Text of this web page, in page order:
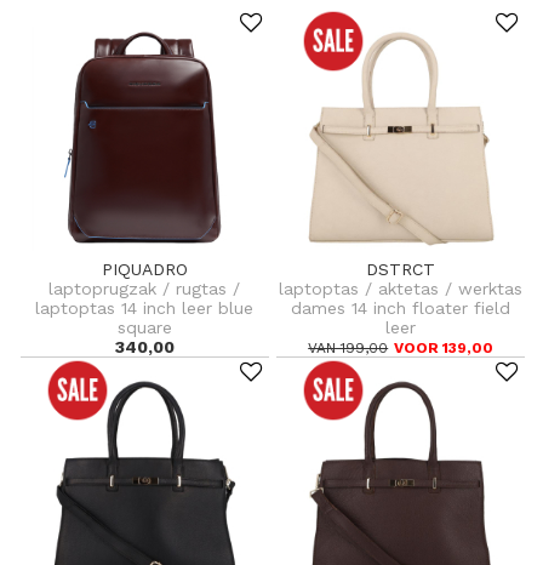
PIQUADRO
laptoprugzak / rugtas /
laptoptas 14 inch leer blue
square
340,00
DSTRCT
laptoptas / aktetas / werktas
dames 14 inch floater field
leer
VAN 199,00 VOOR 139,00